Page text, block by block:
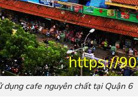
dụng cafe nguyên chất tại Quận 6